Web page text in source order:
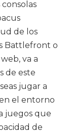
de los
Battlefront o
va a
de este
jugar a
el entorno
juegos que
de